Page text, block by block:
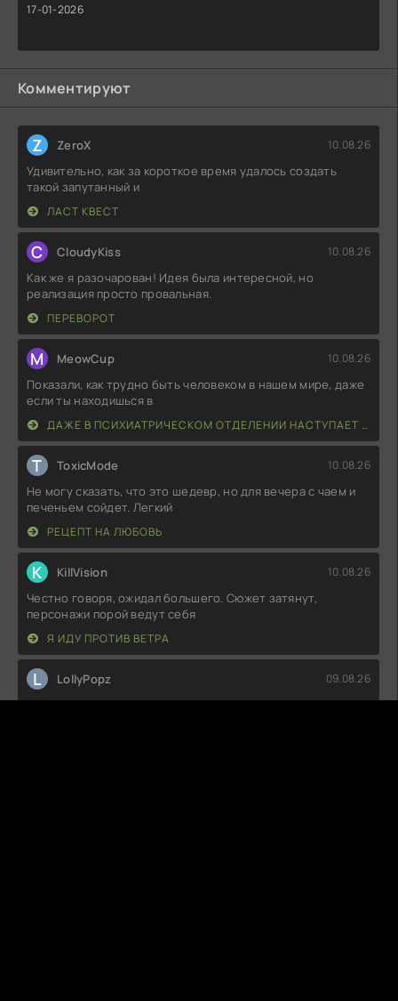
17-01-2026
Комментируют
Z ZeroX 10.08.26
Удивительно, как за короткое время удалось создать
такой запутанный и
ЛАСТ КВЕСТ
C CloudyKiss 10.08.26
Как же я разочарован! Идея была интересной, но
реализация просто провальная.
ПЕРЕВОРОТ
M MeowCup 10.08.26
Показали, как трудно быть человеком в нашем мире, даже
если ты находишься в
ДАЖЕ В ПСИХИАТРИЧЕСКОМ ОТДЕЛЕНИИ НАСТУПАЕТ УТРО
T ToxicMode 10.08.26
Не могу сказать, что это шедевр, но для вечера с чаем и
печеньем сойдет. Легкий
РЕЦЕПТ НА ЛЮБОВЬ
K KillVision 10.08.26
Честно говоря, ожидал большего. Сюжет затянут,
персонажи порой ведут себя
Я ИДУ ПРОТИВ ВЕТРА
L LollyPopz 09.08.26
Опять эта история про "судьбу и выборы". Честно, уже